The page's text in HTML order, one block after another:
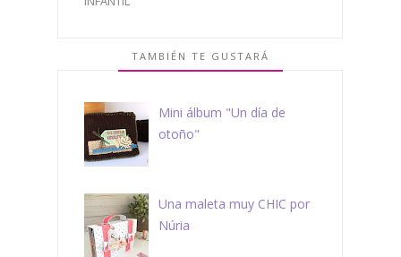
TAMBIÉN TE GUSTARÁ
Mini álbum "Un día de
otoño"
Una maleta muy CHIC por
Núria